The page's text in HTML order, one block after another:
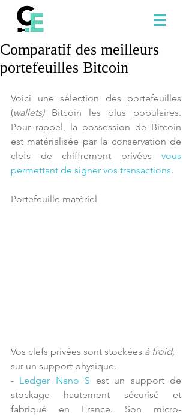
Comparatif des meilleurs
portefeuilles Bitcoin
Voici une sélection des portefeuilles
(wallets) Bitcoin les plus populaires.
Pour rappel, la possession de Bitcoin
est matérialisée par la conservation de
clefs de chiffrement privées vous
permettant de signer vos transactions.
Portefeuille matériel
Vos clefs privées sont stockées à froid,
sur un support physique.
- Ledger Nano S est un support de
stockage hautement sécurisé et
fabriqué en France. Son micro-